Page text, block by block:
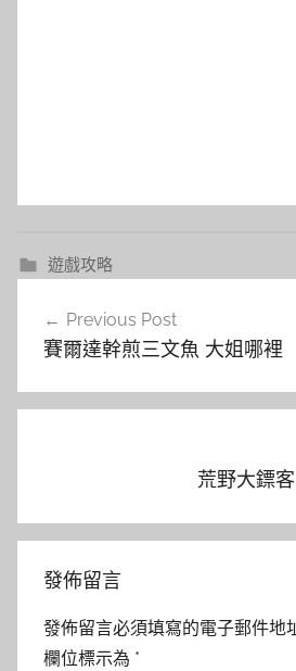
遊戲攻略
覽
Previous Post
賽爾達幹煎三文魚 大姐哪裡
荒野大鏢
發佈留言
發佈留言必須填寫的電子郵件地
欄位標示為 *